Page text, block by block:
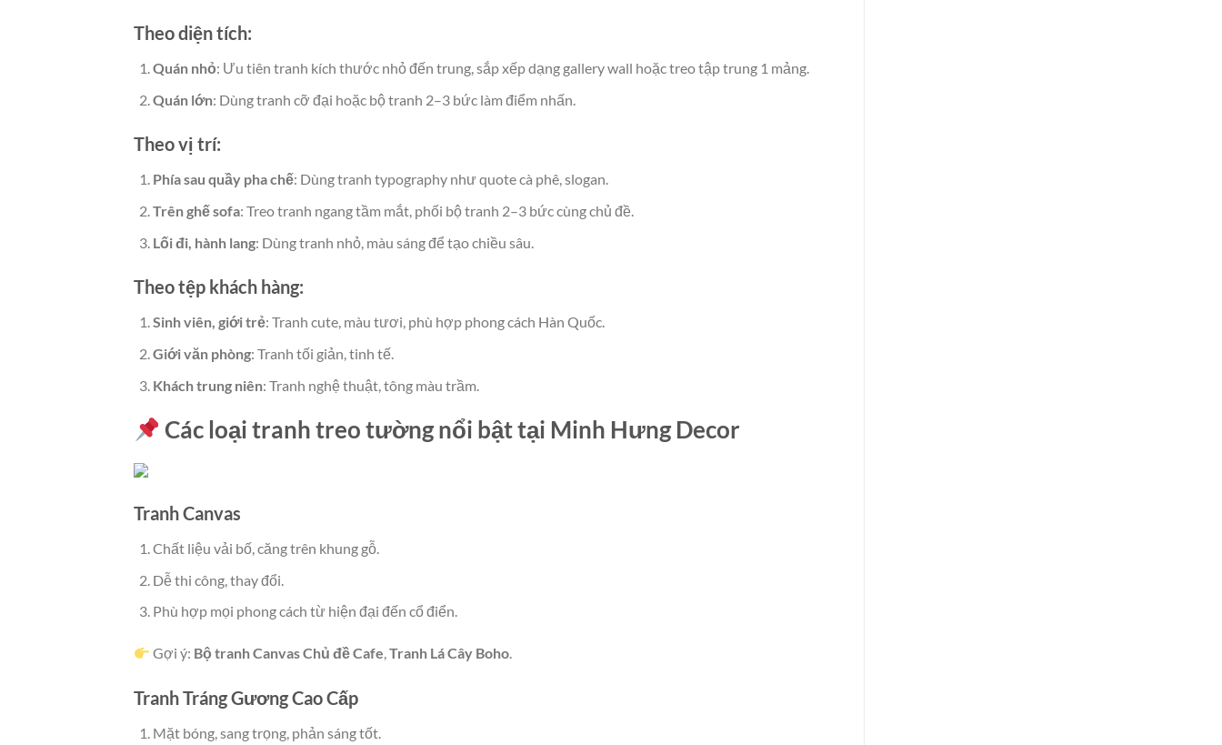
Theo diện tích:
Quán nhỏ: Ưu tiên tranh kích thước nhỏ đến trung, sắp xếp dạng gallery wall hoặc treo tập trung 1 mảng.
Quán lớn: Dùng tranh cỡ đại hoặc bộ tranh 2–3 bức làm điểm nhấn.
Theo vị trí:
Phía sau quầy pha chế: Dùng tranh typography như quote cà phê, slogan.
Trên ghế sofa: Treo tranh ngang tầm mắt, phối bộ tranh 2–3 bức cùng chủ đề.
Lối đi, hành lang: Dùng tranh nhỏ, màu sáng để tạo chiều sâu.
Theo tệp khách hàng:
Sinh viên, giới trẻ: Tranh cute, màu tươi, phù hợp phong cách Hàn Quốc.
Giới văn phòng: Tranh tối giản, tinh tế.
Khách trung niên: Tranh nghệ thuật, tông màu trầm.
Các loại tranh treo tường nổi bật tại Minh Hưng Decor
Tranh Canvas
Chất liệu vải bố, căng trên khung gỗ.
Dễ thi công, thay đổi.
Phù hợp mọi phong cách từ hiện đại đến cổ điển.
Gợi ý: Bộ tranh Canvas Chủ đề Cafe,Tranh Lá Cây Boho.
Tranh Tráng Gương Cao Cấp
Mặt bóng, sang trọng, phản sáng tốt.